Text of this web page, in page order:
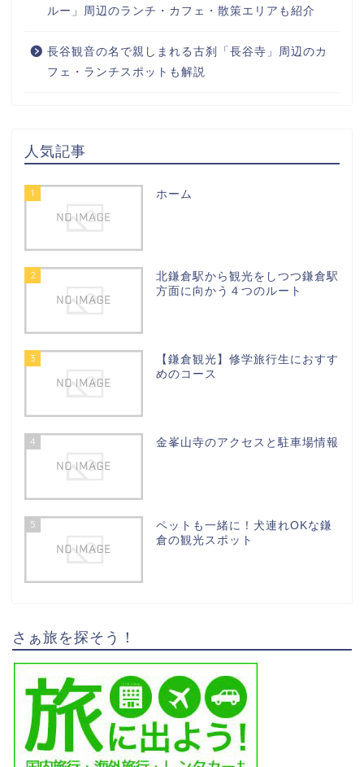
ルー」周辺のランチ・カフェ・散策エリアも紹介
長谷観音の名で親しまれる古刹「長谷寺」周辺のカ
フェ・ランチスポットも解説
人気記事
1 ホーム
2
北鎌倉駅から観光をしつつ鎌倉駅
方面に向かう４つのルート
3
【鎌倉観光】修学旅行生におすす
めのコース
4 金峯山寺のアクセスと駐車場情報
5
ペットも一緒に！犬連れOKな鎌
倉の観光スポット
さぁ旅を探そう！